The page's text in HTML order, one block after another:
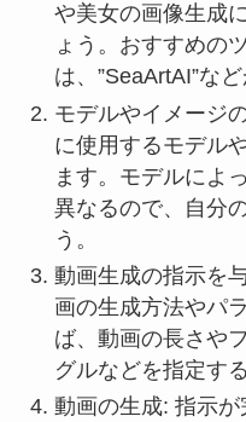
や美女の画像生成
ょう。おすすめの
は、”SeaArtAI”など
モデルやイメージ
に使用するモデル
ます。モデルによ
異なるので、自分
う。
動画生成の指示を
画の生成方法やパ
ば、動画の長さや
グルなどを指定す
動画の生成: 指示